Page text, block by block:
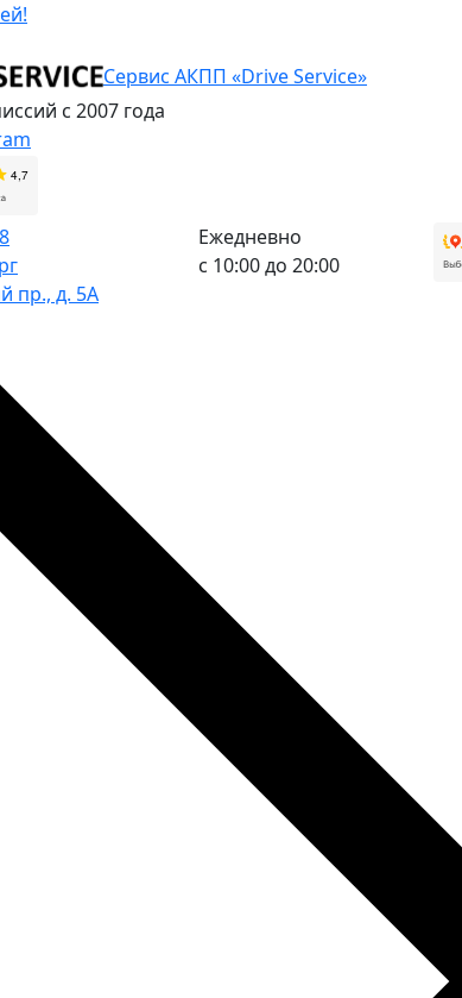
Сервис АКПП «Drive Service»
с 2007 года
пр., д. 5А
Ежедневно
с 10:00 до 20:00